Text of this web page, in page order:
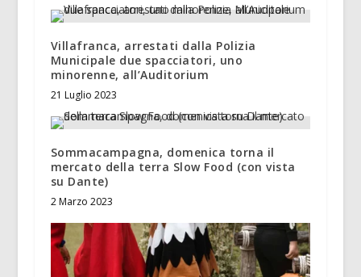
Villafranca, arrestati dalla Polizia
Municipale due spacciatori, uno
minorenne, all’Auditorium
21 Luglio 2023
Sommacampagna, domenica torna il
mercato della terra Slow Food (con vista
su Dante)
2 Marzo 2023